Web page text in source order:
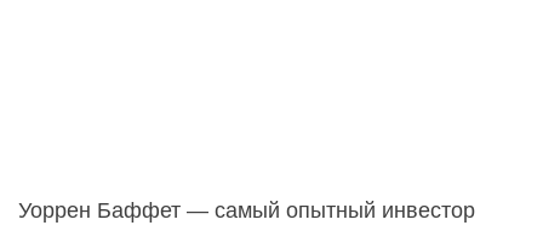
Уоррен Баффет — самый опытный инвестор